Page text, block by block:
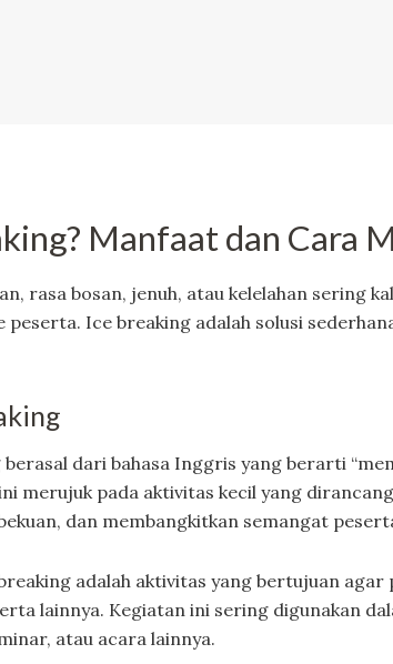
Manfaat dan Cara
rasa bosan, jenuh, atau kelelahan sering
Ice breaking adalah solusi
dari bahasa Inggris yang berarti
merujuk pada aktivitas kecil yang
dan membangkitkan semangat
adalah aktivitas yang bertujuan
lainnya. Kegiatan ini sering digunakan
atau acara lainnya.